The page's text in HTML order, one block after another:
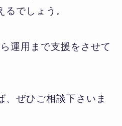
るでしょう。
運用まで支援をさせて
、ぜひご相談下さいま